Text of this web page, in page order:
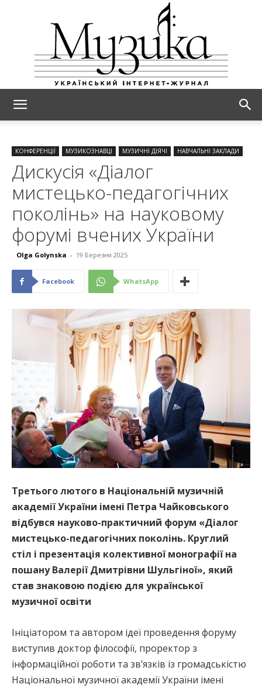
КОНФЕРЕНЦІЇ МУЗИКОЗНАВЦІ МУЗИЧНІ ДІЯЧІ НАВЧАЛЬНІ ЗАКЛАДИ
Дискусія «Діалог
мистецько-педагогічних
поколінь» на науковому
форумі вчених України
Olga Golynska - 19 Березня 2025
Facebook WhatsApp
Третього лютого в Національній музичній
академії України імені Петра Чайковського
відбувся науково-практичний форум «Діалог
мистецько-педагогічних поколінь. Круглий
стіл і презентація колективної монографії на
пошану Валерії Дмитрівни Шульгіної», який
став знаковою подією для української
музичної освіти
Ініціатором та автором ідеї проведення форуму
виступив доктор філософії, проректор з
інформаційної роботи та зв’язків із громадськістю
Національної музичної академії України імені